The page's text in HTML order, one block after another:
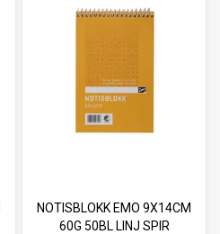
NOTISBLOKK EMO 9X14CM
60G 50BL LINJ SPIR